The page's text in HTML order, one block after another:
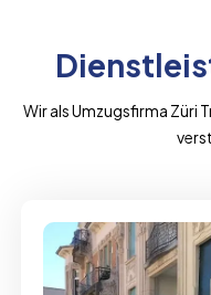
Wir als Umzugsfirma Züri